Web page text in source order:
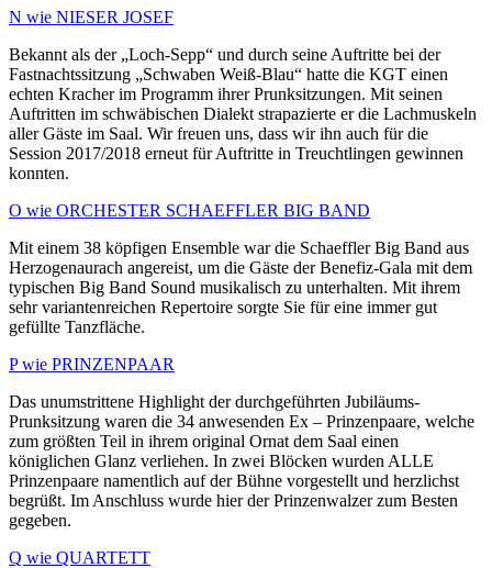
N wie NIESER JOSEF
Bekannt als der „Loch-Sepp“ und durch seine Auftritte bei der
Fastnachtssitzung „Schwaben Weiß-Blau“ hatte die KGT einen
echten Kracher im Programm ihrer Prunksitzungen. Mit seinen
Auftritten im schwäbischen Dialekt strapazierte er die Lachmuskeln
aller Gäste im Saal. Wir freuen uns, dass wir ihn auch für die
Session 2017/2018 erneut für Auftritte in Treuchtlingen gewinnen
konnten.
O wie ORCHESTER SCHAEFFLER BIG BAND
Mit einem 38 köpfigen Ensemble war die Schaeffler Big Band aus
Herzogenaurach angereist, um die Gäste der Benefiz-Gala mit dem
typischen Big Band Sound musikalisch zu unterhalten. Mit ihrem
sehr variantenreichen Repertoire sorgte Sie für eine immer gut
gefüllte Tanzfläche.
P wie PRINZENPAAR
Das unumstrittene Highlight der durchgeführten Jubiläums-
Prunksitzung waren die 34 anwesenden Ex – Prinzenpaare, welche
zum größten Teil in ihrem original Ornat dem Saal einen
königlichen Glanz verliehen. In zwei Blöcken wurden ALLE
Prinzenpaare namentlich auf der Bühne vorgestellt und herzlichst
begrüßt. Im Anschluss wurde hier der Prinzenwalzer zum Besten
gegeben.
Q wie QUARTETT